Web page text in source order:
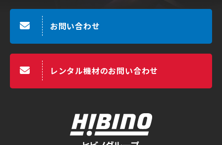
お問い合わせ
レンタル機材のお問い合わせ